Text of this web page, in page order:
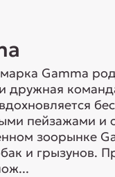
Gamma
дружная
пейзажами и
зоорынке
и грызунов.